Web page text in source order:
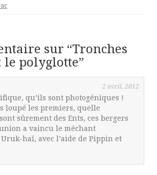
sur “Tronches
le polyglotte”
2 avril, 2012
qu’ils sont photogéniques !
loupé les premiers, quelle
sûrement des Ents, ces bergers
a vaincu le méchant
Uruk-haï, avec l’aide de Pippin et